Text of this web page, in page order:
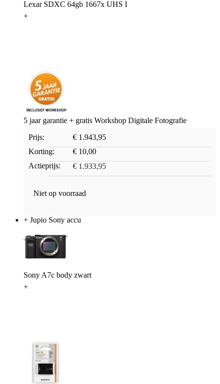
Lexar SDXC 64gb 1667x UHS I
+
5 jaar garantie + gratis Workshop Digitale Fotografie
Prijs:
€ 1.943,95
Korting:
€ 10,00
Actieprijs:
€ 1.933,95
Niet op voorraad
+ Jupio Sony accu
Sony A7c body zwart
+